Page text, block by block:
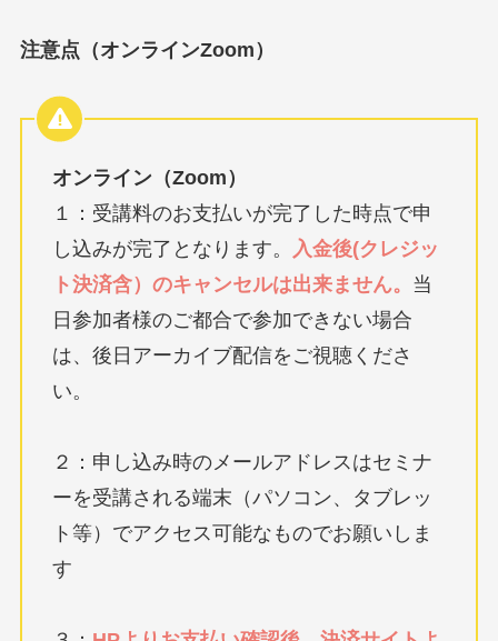
注意点（オンラインZoom）
オンライン（Zoom）
１：受講料のお支払いが完了した時点で申
し込みが完了となります。
入金後(クレジッ
ト決済含）のキャンセルは出来ません。 当
日参加者様のご都合で参加できない場合
は、後日アーカイブ配信をご視聴くださ
い。
２：申し込み時のメールアドレスはセミナ
ーを受講される端末（パソコン、タブレッ
ト等）でアクセス可能なものでお願いしま
す